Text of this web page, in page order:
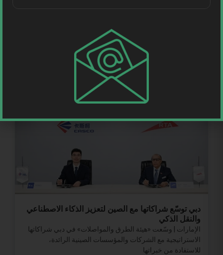
السعودية | حصد الرئيس التنفيذي للخطوط الحديدية السعودية
“سار” الدكتور بشار بن خالد المالك جائزة CEO Award 2026
دبي توسّع شراكاتها مع الصين لتعزيز الذكاء الاصطناعي
والنقل الذكي
الإمارات | وسّعت «هيئة الطرق والمواصلات» في دبي شراكاتها
الاستراتيجية مع الشركات والمؤسسات الصينية الرائدة،
للاستفادة من خبراتها